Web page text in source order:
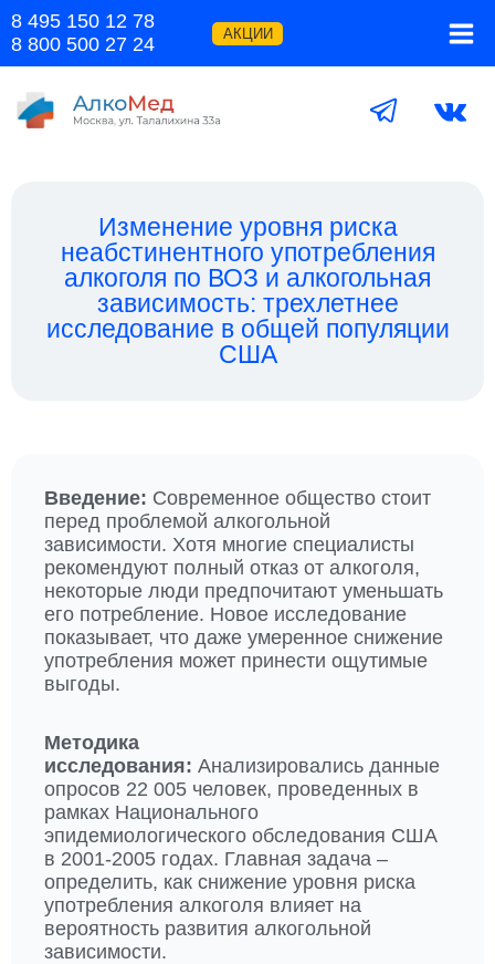
Перейти
содержимому
8 495 150 12 78
8 800 500 27 24
АКЦИИ
Изменение уровня риска
неабстинентного употребления
алкоголя по ВОЗ и алкогольная
зависимость: трехлетнее
исследование в общей популяции
США
Введение: Современное общество стоит
перед проблемой алкогольной
зависимости. Хотя многие специалисты
рекомендуют полный отказ от алкоголя,
некоторые люди предпочитают уменьшать
его потребление. Новое исследование
показывает, что даже умеренное снижение
употребления может принести ощутимые
выгоды.
Методика
исследования: Анализировались данные
опросов 22 005 человек, проведенных в
рамках Национального
эпидемиологического обследования США
в 2001-2005 годах. Главная задача –
определить, как снижение уровня риска
употребления алкоголя влияет на
вероятность развития алкогольной
зависимости.